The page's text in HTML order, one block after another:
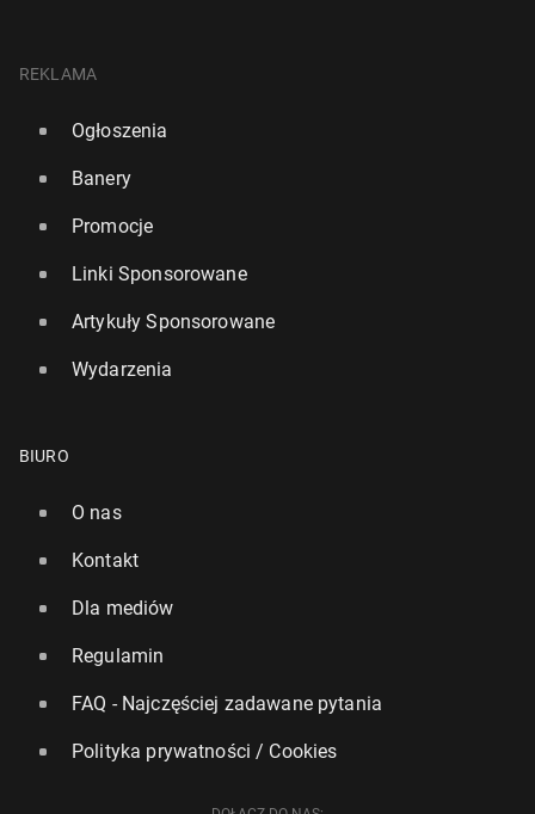
REKLAMA
Ogłoszenia
Banery
Promocje
Linki Sponsorowane
Artykuły Sponsorowane
Wydarzenia
BIURO
O nas
Kontakt
Dla mediów
Regulamin
FAQ - Najczęściej zadawane pytania
Polityka prywatności / Cookies